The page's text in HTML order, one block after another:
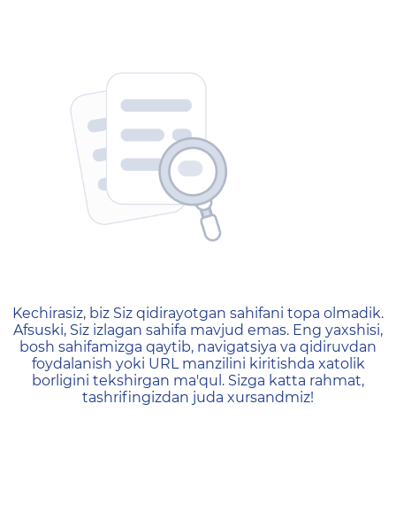
404 — Страница не
Kechirasiz, biz Siz qidirayotgan sahifani topa olmadik.
Afsuski, Siz izlagan sahifa mavjud emas. Eng yaxshisi,
bosh sahifamizga qaytib, navigatsiya va qidiruvdan
foydalanish yoki URL manzilini kiritishda xatolik
borligini tekshirgan ma'qul. Sizga katta rahmat,
tashrifingizdan juda xursandmiz!